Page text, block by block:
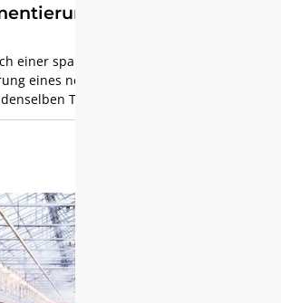
bei Anthura mit
einer spannenden Herausforderung:
eines neuen ERP-Systems. Nachdem
Technologien gearbeitet
sie, dass es Zeit für eine Veränderung
Erkenntnisse, die er dabei gelernt
der Zustimmung des
die Verwaltung der Stammdaten bis
gründlicher Akzeptanztests.